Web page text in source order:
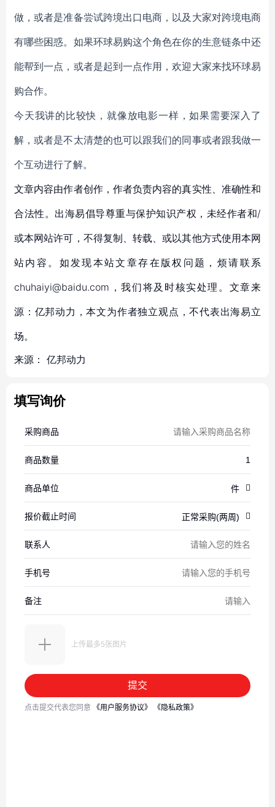
做，或者是准备尝试跨境出口电商，以及大家对跨境电商
有哪些困惑。如果环球易购这个角色在你的生意链条中还
能帮到一点，或者是起到一点作用，欢迎大家来找环球易
购合作。
今天我讲的比较快，就像放电影一样，如果需要深入了
解，或者是不太清楚的也可以跟我们的同事或者跟我做一
个互动进行了解。
文章内容由作者创作，作者负责内容的真实性、准确性和
合法性。出海易倡导尊重与保护知识产权，未经作者和/
或本网站许可，不得复制、转载、或以其他方式使用本网
站内容。如发现本站文章存在版权问题，烦请联系
chuhaiyi@baidu.com，我们将及时核实处理。文章来
源：亿邦动力，本文为作者独立观点，不代表出海易立
场。
来源： 亿邦动力
填写询价